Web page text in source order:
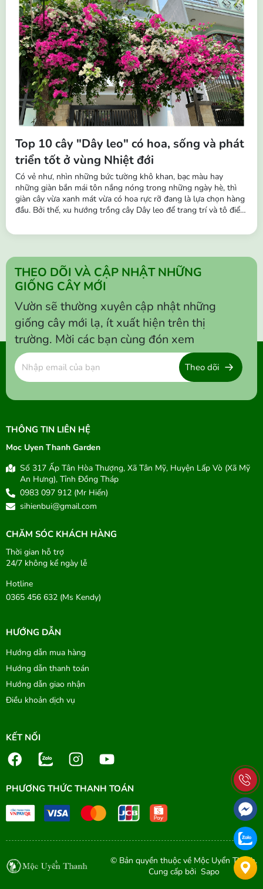
Top 10 cây "Dây leo" có hoa, sống và phát
triển tốt ở vùng Nhiệt đới
Có vẻ như, nhìn những bức tường khô khan, bạc màu hay
những giàn bắn mái tôn nắng nóng trong những ngày hè, thì
giàn cây vừa xanh mát vừa có hoa rực rỡ đang là lựa chọn hàng
đầu. Bởi thế, xu hướng trồng cây Dây leo để trang trí và tô điểm
buông rủ leo tường, hàng rào, ban công,… vô cùng sinh động,
THEO DÕI VÀ CẬP NHẬT NHỮNG
GIỐNG CÂY MỚI
Vườn sẽ thường xuyên cập nhật những
giống cây mới lạ, ít xuất hiện trên thị
trường. Mời các bạn cùng đón xem
Theo dõi
THÔNG TIN LIÊN HỆ
Moc Uyen Thanh Garden
Số 317 Ấp Tân Hòa Thượng, Xã Tân Mỹ, Huyện Lấp Vò (Xã Mỹ
An Hưng), Tỉnh Đồng Tháp
0983 097 912 (Mr Hiến)
sihienbui@gmail.com
CHĂM SÓC KHÁCH HÀNG
Thời gian hỗ trợ
24/7 không kể ngày lễ
Hotline
0365 456 632 (Ms Kendy)
HƯỚNG DẪN
Hướng dẫn mua hàng
Hướng dẫn thanh toán
Hướng dẫn giao nhận
Điều khoản dịch vụ
KẾT NỐI
PHƯƠNG THỨC THANH TOÁN
© Bản quyền thuộc về Mộc Uyển Thanh.
Cung cấp bởi Sapo